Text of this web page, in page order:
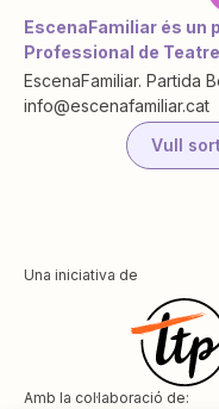
EscenaFamiliar és un
Professional de
EscenaFamiliar. Partida
info@escenafamiliar.cat
Vull
Una iniciativa de
Amb la col·laboració de: